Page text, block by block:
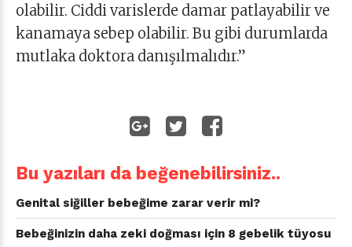
olabilir. Ciddi varislerde damar patlayabilir ve
kanamaya sebep olabilir. Bu gibi durumlarda
mutlaka doktora danışılmalıdır.”
Bu yazıları da beğenebilirsiniz..
Genital siğiller bebeğime zarar verir mi?
Bebeğinizin daha zeki doğması için 8 gebelik tüyosu